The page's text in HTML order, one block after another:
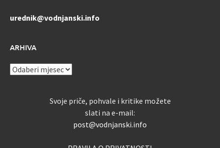
urednik@vodnjanski.info
ARHIVA
ARHIVA
Svoje priče, pohvale i kritike možete
slati na e-mail:
post@vodnjanski.info